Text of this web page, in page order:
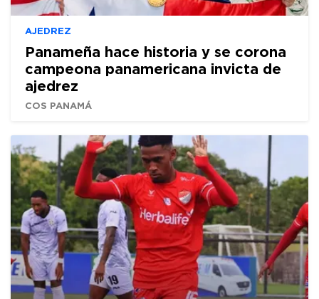
AJEDREZ
Panameña hace historia y se corona
campeona panamericana invicta de
ajedrez
COS PANAMÁ